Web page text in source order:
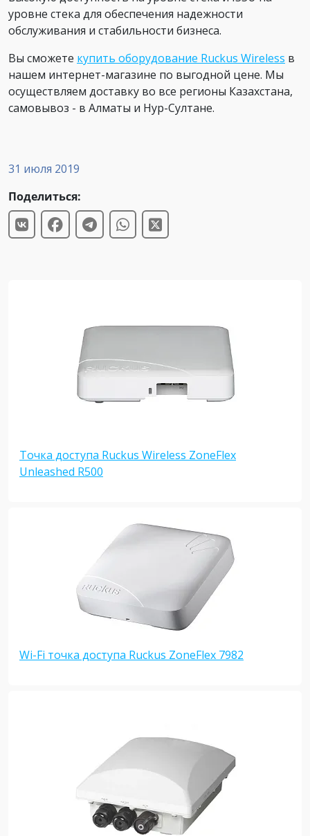
31 июля 2019
Поделиться:
Точка доступа Ruckus Wireless ZoneFlex
Unleashed R500
Wi-Fi точка доступа Ruckus ZoneFlex 7982
уровне стека для обеспечения надежности
обслуживания и стабильности бизнеса.
Вы сможете купить оборудование Ruckus Wireless в
нашем интернет-магазине по выгодной цене. Мы
осуществляем доставку во все регионы Казахстана,
самовывоз - в Алматы и Нур-Султане.